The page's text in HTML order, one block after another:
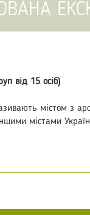
від 15 осіб)
містом з
містами